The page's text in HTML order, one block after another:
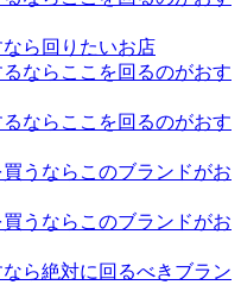
ら回りたいお店
ならここを回るのがおす
ならここを回るのがおす
うならこのブランドがお
うならこのブランドがお
ら絶対に回るべきブラン